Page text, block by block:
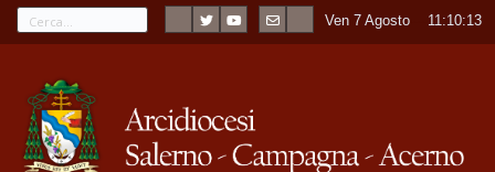
Ven 7 Agosto 11:10:14